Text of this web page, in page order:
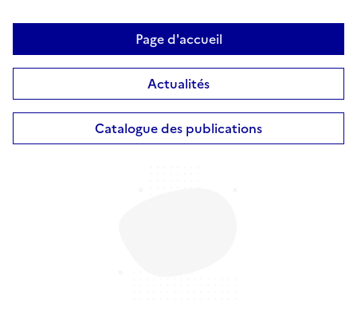
Page d'accueil
Actualités
Catalogue des publications